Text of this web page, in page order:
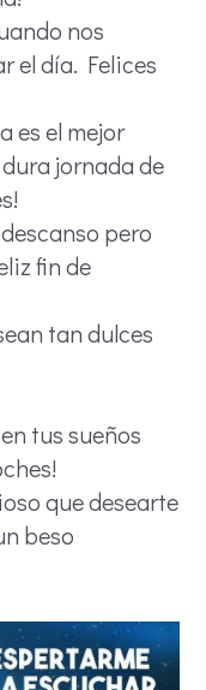
nos
el día. Felices
es el mejor
jornada de
pero
fin de
tan dulces
tus sueños
que desearte
beso